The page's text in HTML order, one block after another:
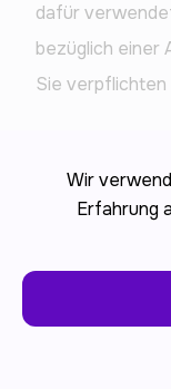
dafür
bezüglich einer
Sie verpflichten
Wir
Erfahrung